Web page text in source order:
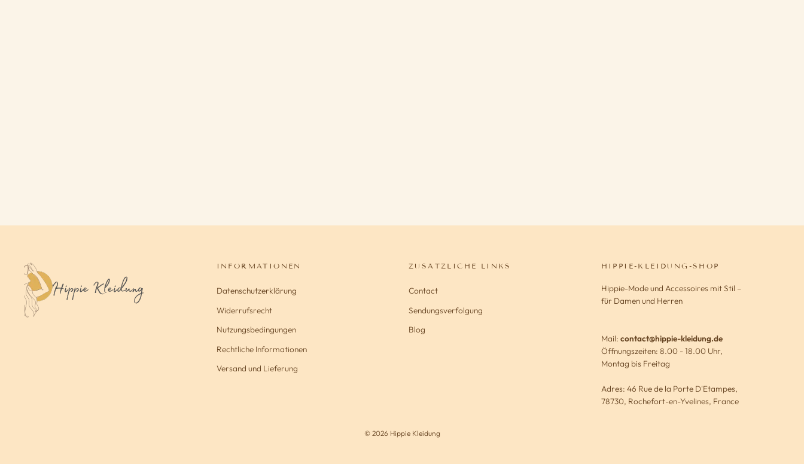
INFORMATIONEN
Datenschutzerklärung
Widerrufsrecht
Nutzungsbedingungen
Rechtliche Informationen
Versand und Lieferung
ZUSÄTZLICHE LINKS
Contact
Sendungsverfolgung
Blog
HIPPIE-KLEIDUNG-SHOP
Hippie-Mode und Accessoires mit Stil –
für Damen und Herren
Mail: contact@hippie-kleidung.de
Öffnungszeiten: 8.00 - 18.00 Uhr,
Montag bis Freitag
Adres: 46 Rue de la Porte D'Etampes,
78730, Rochefort-en-Yvelines, France
© 2026 Hippie Kleidung